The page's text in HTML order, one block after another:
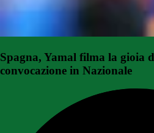
Spagna, Yamal filma la gioia
convocazione in Nazionale